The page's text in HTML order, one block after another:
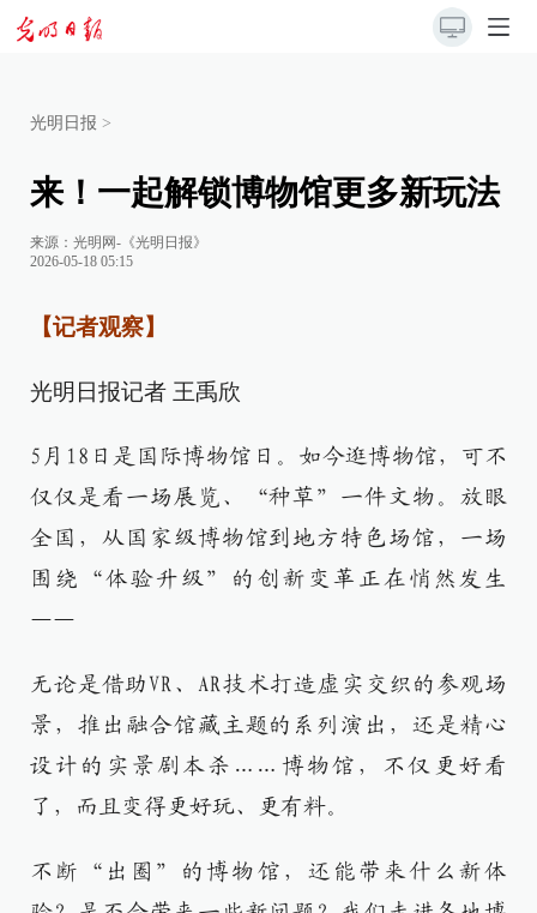
光明日报 >
来！一起解锁博物馆更多新玩法
来源： 光明网-《光明日报》
2026-05-18 05:15
【记者观察】
光明日报记者 王禹欣
5月18日是国际博物馆日。如今逛博物馆，可不
仅仅是看一场展览、“种草”一件文物。放眼
全国，从国家级博物馆到地方特色场馆，一场
围绕“体验升级”的创新变革正在悄然发生
——
无论是借助VR、AR技术打造虚实交织的参观场
景，推出融合馆藏主题的系列演出，还是精心
设计的实景剧本杀……博物馆，不仅更好看
了，而且变得更好玩、更有料。
不断“出圈”的博物馆，还能带来什么新体